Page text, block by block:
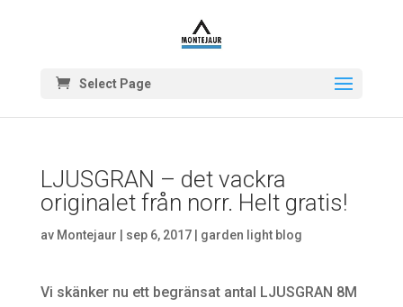
Select Page
LJUSGRAN – det vackra
originalet från norr. Helt gratis!
av Montejaur sep 6, 2017| garden light blog
Vi skänker nu ett begränsat antal LJUSGRAN 8M